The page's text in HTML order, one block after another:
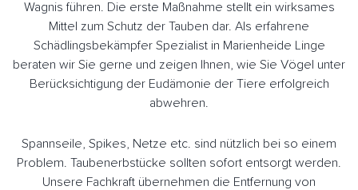
Wagnis führen. Die erste Maßnahme stellt ein wirksames
Mittel zum Schutz der Tauben dar. Als erfahrene
Schädlingsbekämpfer Spezialist in Marienheide Linge
beraten wir Sie gerne und zeigen Ihnen, wie Sie Vögel unter
Berücksichtigung der Eudämonie der Tiere erfolgreich
abwehren.
Spannseile, Spikes, Netze etc. sind nützlich bei so einem
Problem. Taubenerbstücke sollten sofort entsorgt werden.
Unsere Fachkraft übernehmen die Entfernung von